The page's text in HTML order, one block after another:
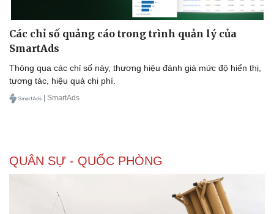
Các chỉ số quảng cáo trong trình quản lý của
SmartAds
Thông qua các chỉ số này, thương hiệu đánh giá mức độ hiển thị,
tương tác, hiệu quả chi phí.
| SmartAds
QUÂN SỰ - QUỐC PHÒNG